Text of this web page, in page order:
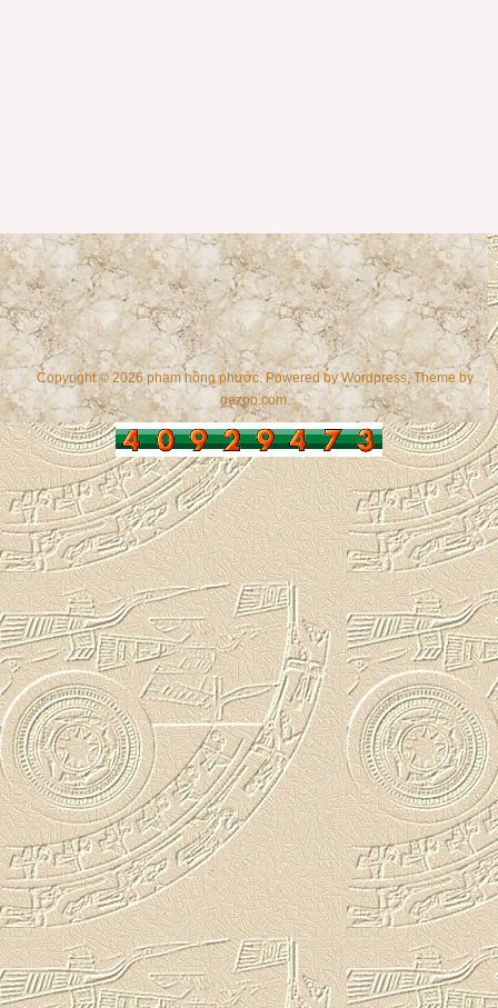
Copyright © 2026 phạm hồng phước. Powered byWordpress, Theme by
gazpo.com.